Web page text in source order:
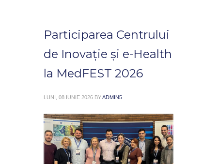
Participarea Centrului
de Inovație și e-Health
la MedFEST 2026
LUNI, 08 IUNIE 2026 BYADMIN5